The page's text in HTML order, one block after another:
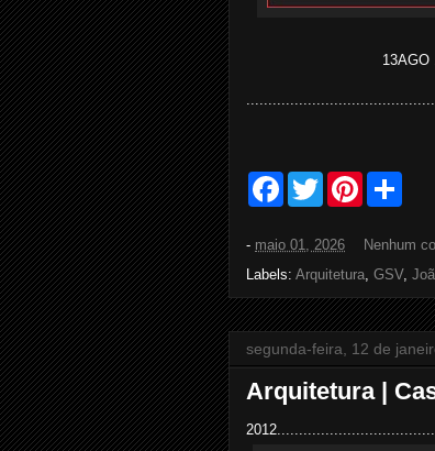
13AGO
F
b
o
k
T
w
t
e
r
P
e
e
s
t
e
- maio 01, 2026
Nenhum
Labels: Arquitetura GSV,
segunda-feira, 12 de
Arquitetura |